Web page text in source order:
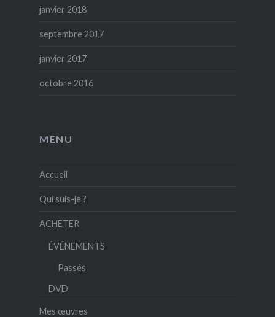
janvier 2018
septembre 2017
janvier 2017
octobre 2016
MENU
Accueil
Qui suis-je ?
ACHETER
ÉVÉNEMENTS
Passés
DVD
Mes œuvres